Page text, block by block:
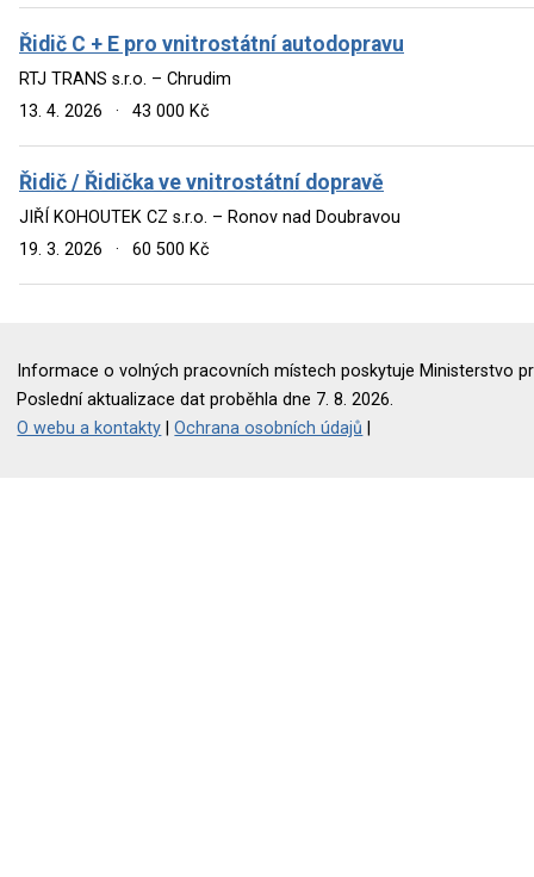
Řidič C + E pro vnitrostátní autodopravu
RTJ TRANS s.r.o. – Chrudim
13. 4. 2026
· 43 000 Kč
Řidič / Řidička ve vnitrostátní dopravě
JIŘÍ KOHOUTEK CZ s.r.o. – Ronov nad Doubravou
19. 3. 2026
· 60 500 Kč
Informace o volných pracovních místech poskytuje Ministerstvo
Poslední aktualizace dat proběhla dne 7. 8. 2026.
O webu a kontakty |Ochrana osobních údajů